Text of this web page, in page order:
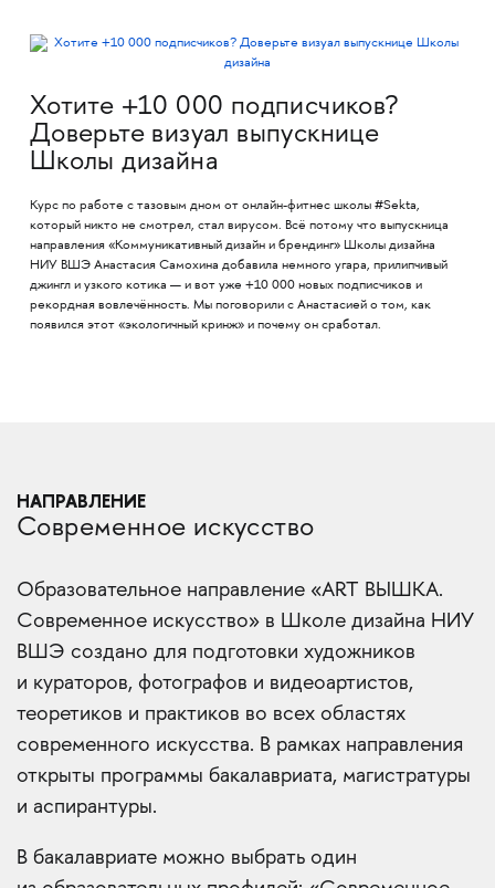
Хотите +10 000 подписчиков?
Доверьте визуал выпускнице
Школы дизайна
Курс по работе с тазовым дном от онлайн-фитнес школы #Sekta,
который никто не смотрел, стал вирусом. Всё потому что выпускница
направления «Коммуникативный дизайн и брендинг» Школы дизайна
НИУ ВШЭ Анастасия Самохина добавила немного угара, прилипчивый
джингл и узкого котика — и вот уже +10 000 новых подписчиков и
рекордная вовлечённость. Мы поговорили с Анастасией о том, как
появился этот «экологичный кринж» и почему он сработал.
НАПРАВЛЕНИЕ
Современное искусство
Образовательное направление «ART ВЫШКА.
Современное искусство» в Школе дизайна НИУ
ВШЭ создано для подготовки художников
и кураторов, фотографов и видеоартистов,
теоретиков и практиков во всех областях
современного искусства. В рамках направления
открыты программы бакалавриата, магистратуры
и аспирантуры.
В бакалавриате можно выбрать один